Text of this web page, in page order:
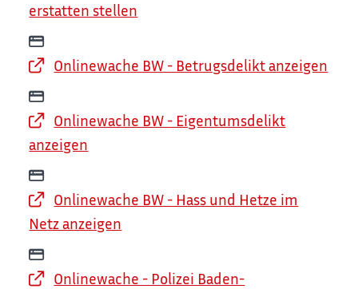
erstatten stellen
Onlinewache BW - Betrugsdelikt anzeigen
Onlinewache BW - Eigentumsdelikt
anzeigen
Onlinewache BW - Hass und Hetze im
Netz anzeigen
Onlinewache - Polizei Baden-